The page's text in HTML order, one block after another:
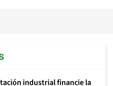
industrial financie la